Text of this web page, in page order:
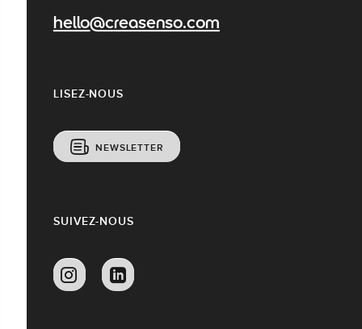
hello@creasenso.com
LISEZ-NOUS
NEWSLETTER
SUIVEZ-NOUS